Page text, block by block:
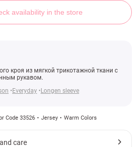
availability in the store
кроя из мягкой трикотажной ткани с
рукавом.
Everyday Longen sleeve
Code 33526 Jersey Warm Colors
care
clothes store